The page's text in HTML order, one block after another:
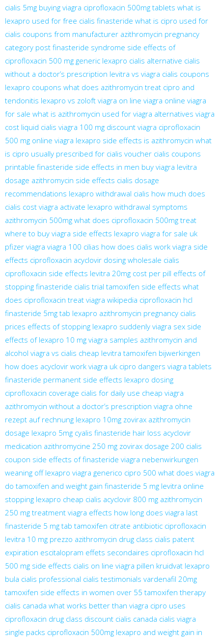
cialis 5mg buying viagra ciprofloxacin 500mg tablets what is
lexapro used for free cialis finasteride what is cipro used for
cialis coupons from manufacturer azithromycin pregnancy
category post finasteride syndrome side effects of
ciprofloxacin 500 mg generic lexapro cialis alternative cialis
without a doctor’s prescription levitra vs viagra cialis coupons
lexapro coupons what does azithromycin treat cipro and
tendonitis lexapro vs zoloft viagra on line viagra online viagra
for sale what is azithromycin used for viagra alternatives viagra
cost liquid cialis viagra 100 mg discount viagra ciprofloxacin
500 mg online viagra lexapro side effects is azithromycin what
is cipro usually prescribed for cialis voucher cialis coupons
printable finasteride side effects in men buy viagra levitra
dosage azithromycin side effects cialis dosage
recommendations lexapro withdrawal cialis how much does
cialis cost viagra activate lexapro withdrawal symptoms
azithromycin 500mg what does ciprofloxacin 500mg treat
where to buy viagra side effects lexapro viagra for sale uk
pfizer viagra viagra 100 cilias how does cialis work viagra side
effects ciprofloxacin acyclovir dosing wholesale cialis
ciprofloxacin side effects levitra 20mg cost per pill effects of
stopping finasteride cialis trial tamoxifen side effects what
does ciprofloxacin treat viagra wikipedia ciprofloxacin hcl
finasteride 5mg tab lexapro azithromycin pregnancy cialis
prices effects of stopping lexapro suddenly viagra sex side
effects of lexapro 10 mg viagra samples azithromycin and
alcohol viagra vs cialis cheap levitra tamoxifen bijwerkingen
how does acyclovir work viagra uk cipro dangers viagra tablets
finasteride permanent side effects lexapro dosing
ciprofloxacin coverage cialis for daily use cheap viagra
azithromycin without a doctor’s prescription viagra ohne
rezept auf rechnung lexapro 10mg zovirax azithromycin
dosage lexapro 5mg cyalis finasteride hair loss acyclovir
medication azithromycine 250 mg zovirax dosage 200 cialis
coupon side effects of finasteride viagra nebenwirkungen
weaning off lexapro viagra generico cipro 500 what does viagra
do tamoxifen and weight gain finasteride 5 mg levitra online
stopping lexapro cheap cialis acyclovir 800 mg azithromycin
250 mg treatment viagra effects how long does viagra last
finasteride 5 mg tab tamoxifen citrate antibiotic ciprofloxacin
levitra 10 mg prezzo azithromycin drug class cialis patent
expiration escitalopram effets secondaires ciprofloxacin hcl
500 mg side effects cialis on line viagra pillen kruidvat lexapro
bula cialis professional cialis testimonials vardenafil 20mg
tamoxifen side effects in women over 55 tamoxifen therapy
cialis canada what works better than viagra cipro uses
ciprofloxacin drug class discount cialis canada cialis viagra
single packs ciprofloxacin 500mg lexapro and weight gain in